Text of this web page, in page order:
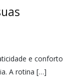
e conforto
A rotina […]